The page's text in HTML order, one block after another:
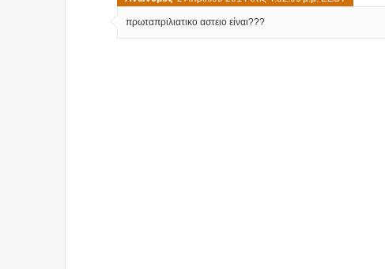
πρωταπριλιατικο αστειο είναι???